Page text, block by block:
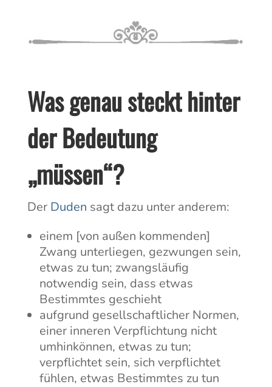
Was genau steckt hinter
der Bedeutung
„müssen“?
Der Duden sagt dazu unter anderem:
einem [von außen kommenden]
Zwang unterliegen, gezwungen sein,
etwas zu tun; zwangsläufig
notwendig sein, dass etwas
Bestimmtes geschieht
aufgrund gesellschaftlicher Normen,
einer inneren Verpflichtung nicht
umhinkönnen, etwas zu tun;
verpflichtet sein, sich verpflichtet
fühlen, etwas Bestimmtes zu tun